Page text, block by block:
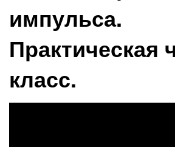
импульса.
Практическая
класс.